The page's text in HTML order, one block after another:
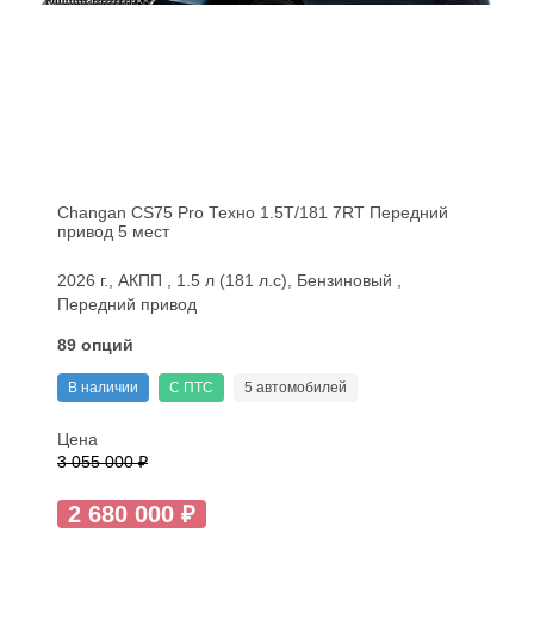
Changan CS75 Pro Техно 1.5T/181 7RT Передний
привод 5 мест
2026 г., АКПП , 1.5 л (181 л.с), Бензиновый ,
Передний привод
89 опций
В наличии С ПТС 5 автомобилей
Цена
3 055 000 ₽
2 680 000 ₽